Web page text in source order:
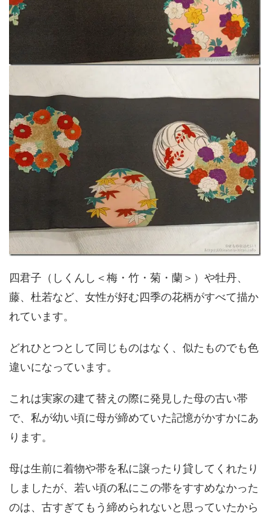
四君子（しくんし＜梅・竹・菊・蘭＞）や牡丹、
藤、杜若など、女性が好む四季の花柄がすべて描か
れています。
どれひとつとして同じものはなく、似たものでも色
違いになっています。
これは実家の建て替えの際に発見した母の古い帯
で、私が幼い頃に母が締めていた記憶がかすかにあ
ります。
母は生前に着物や帯を私に譲ったり貸してくれたり
しましたが、若い頃の私にこの帯をすすめなかった
のは、古すぎてもう締められないと思っていたから